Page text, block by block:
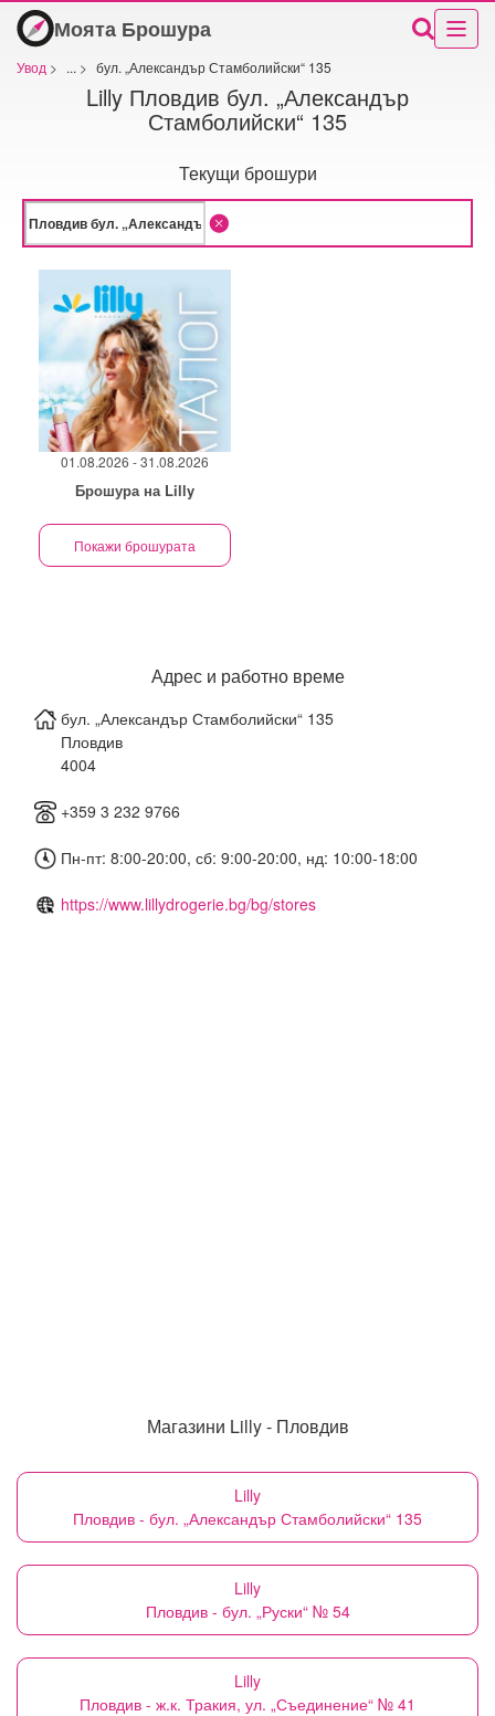
Моята Брошура
Увод > ... > бул. „Александър Стамболийски“ 135
Lilly Пловдив бул. „Александър
Стамболийски“ 135
Текущи брошури
01.08.2026 - 31.08.2026
Брошура на Lilly
Покажи брошурата
Адрес и работно време
бул. „Александър Стамболийски“ 135
Пловдив
4004
+359 3 232 9766
Пн-пт: 8:00-20:00, сб: 9:00-20:00, нд: 10:00-18:00
https://www.lillydrogerie.bg/bg/stores
Магазини Lilly - Пловдив
Lilly
Пловдив - бул. „Александър Стамболийски“ 135
Lilly
Пловдив - бул. „Руски“ № 54
Lilly
Пловдив - ж.к. Тракия, ул. „Съединение“ № 41